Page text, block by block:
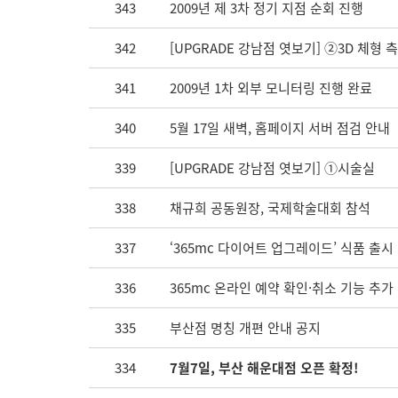
343 2009년 제 3차 정기 지점 순회 진행
342 [UPGRADE 강남점 엿보기] ②3D 체형
341 2009년 1차 외부 모니터링 진행 완료
340 5월 17일 새벽, 홈페이지 서버 점검 안내
339 [UPGRADE 강남점 엿보기] ①시술실
338 채규희 공동원장, 국제학술대회 참석
337 ‘365mc 다이어트 업그레이드’ 식품 출시
336 365mc 온라인 예약 확인·취소 기능 추가
335 부산점 명칭 개편 안내 공지
334 7월7일, 부산 해운대점 오픈 확정!